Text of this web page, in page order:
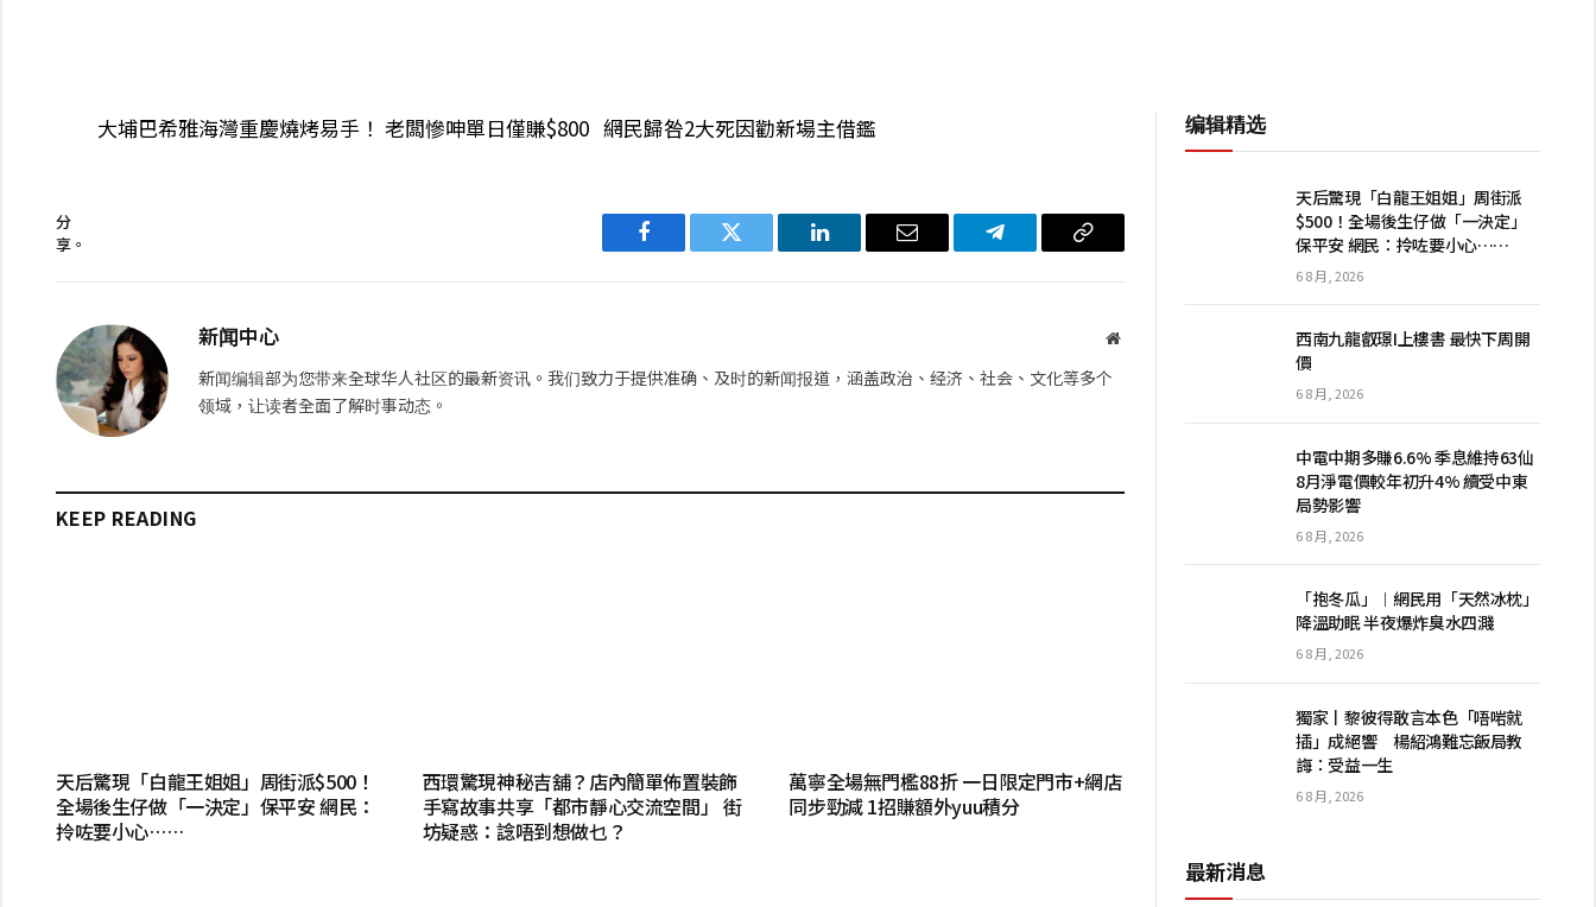
大埔巴希雅海灣重慶燒烤易手！ 老闆慘呻單日僅賺$800 網民歸咎2大死因勸新場主借鑑
分
享。
Facebook Twitter LinkedIn 电
Telegram 复
新闻中心
网
新闻编辑部为您带来全球华人社区的最新资讯。我们致力于提供准确、及时的新闻报道，涵盖政治、经济、社会、文化等多个
领域，让读者全面了解时事动态。
KEEP READING
天后驚現「白龍王姐姐」周街派$500！
全場後生仔做「一決定」保平安 網民：
拎咗要小心……
西環驚現神秘吉舖？店內簡單佈置裝飾
手寫故事共享「都市靜心交流空間」 街
坊疑惑：諗唔到想做乜？
萬寧全場無門檻88折 一日限定門市+網店
同步勁減 1招賺額外yuu積分
编辑精选
天后驚現「白龍王姐姐」周街派
$500！全場後生仔做「一決定」
保平安 網民：拎咗要小心……
6 8 月, 2026
西南九龍叡璟I上樓書 最快下周開
價
6 8 月, 2026
中電中期多賺6.6% 季息維持63仙
8月淨電價較年初升4% 續受中東
局勢影響
6 8 月, 2026
「抱冬瓜」︱網民用「天然冰枕」
降溫助眠 半夜爆炸臭水四濺
6 8 月, 2026
獨家丨黎彼得敢言本色「唔啱就
插」成絕響 楊紹鴻難忘飯局教
誨：受益一生
6 8 月, 2026
最新消息